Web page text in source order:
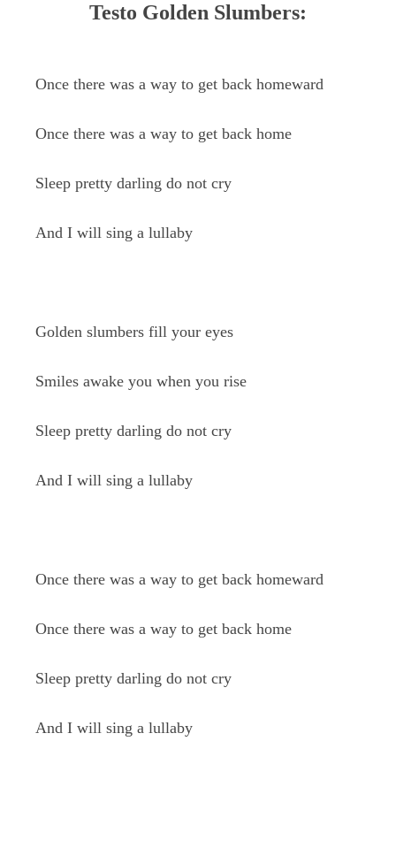
Testo Golden Slumbers:
Once there was a way to get back homeward
Once there was a way to get back home
Sleep pretty darling do not cry
And I will sing a lullaby
Golden slumbers fill your eyes
Smiles awake you when you rise
Sleep pretty darling do not cry
And I will sing a lullaby
Once there was a way to get back homeward
Once there was a way to get back home
Sleep pretty darling do not cry
And I will sing a lullaby